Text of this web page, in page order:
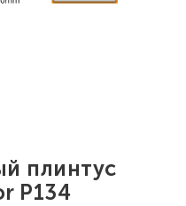
плинтус
P134